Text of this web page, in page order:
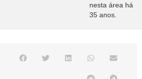
nesta área há
35 anos.